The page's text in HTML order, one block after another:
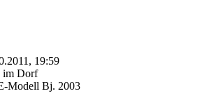
19:59
im Dorf
Modell Bj. 2003